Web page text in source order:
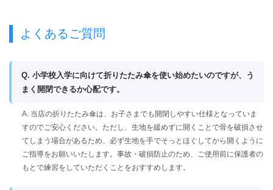
よくあるご質問
Q. 小学校入学に向けて折りたたみ傘を使い始めたいのですが、う
まく開閉できるか心配です。
A. 当店の折りたたみ傘は、お子さまでも開閉しやすい仕様となっていま
すのでご安心ください。ただし、生地を緩めずに開くことで骨を破損させ
てしまう場合があるため、必ず生地を手でそっとほぐしてから開くように
ご指導をお願いいたします。事故・破損防止のため、ご使用前に保護者の
もとで練習をしていただくことをおすすめします。